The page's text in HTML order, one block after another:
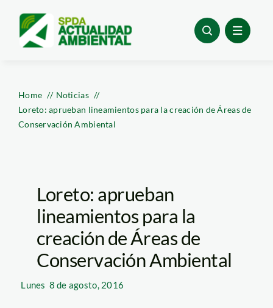
content
Home
Noticias
Loreto: aprueban lineamientos para la creación de Áreas de
Conservación Ambiental
Loreto: aprueban
lineamientos para la
creación de Áreas de
Conservación Ambiental
Lunes 8 de agosto, 2016